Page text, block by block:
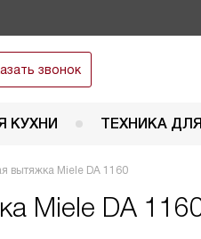
звонок
КУХНИ ТЕХНИКА
вытяжка Miele DA 1160
Miele DA